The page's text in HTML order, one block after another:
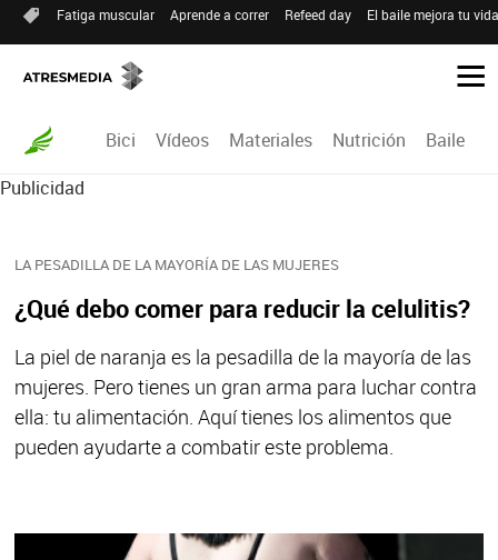
Fatiga muscular Aprende a correr Refeed day El baile mejora tu
Bici Vídeos Materiales Nutrición Baile
Publicidad
LA PESADILLA DE LA MAYORÍA DE LAS MUJERES
¿Qué debo comer para reducir la celulitis?
La piel de naranja es la pesadilla de la mayoría de las
mujeres. Pero tienes un gran arma para luchar contra
ella: tu alimentación. Aquí tienes los alimentos que
pueden ayudarte a combatir este problema.